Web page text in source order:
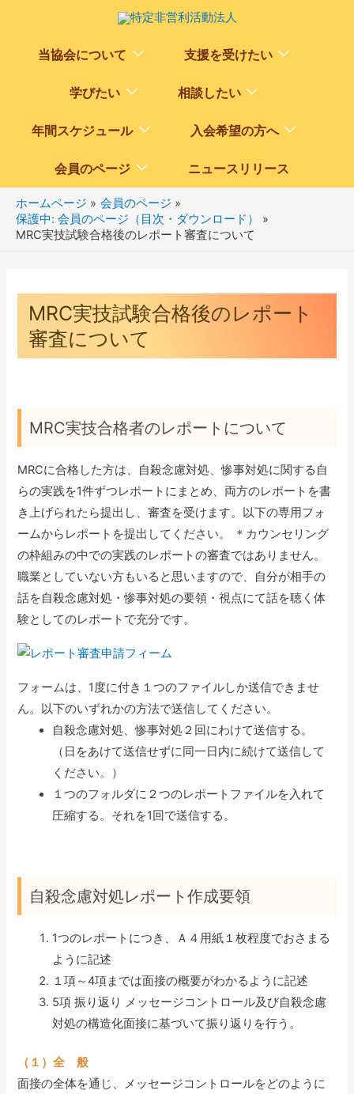
当協会について
Toggle
支援を受けたい
学びたい
Toggle
相談したい
Toggle
年間スケジュール 入会希望の方へ
会員のページ Menu
Toggle
ニュースリリース
ホームページ
会員のページ
保護中: 会員のページ（目次・ダウンロード）
MRC実技試験合格後のレポート審査について
MRC実技試験合格後のレポート
審査について
MRC実技合格者のレポートについて
MRCに合格した方は、自殺念慮対処、惨事対処に関する自
らの実践を1件ずつレポートにまとめ、両方のレポートを書
き上げられたら提出し、審査を受けます。以下の専用フォ
ームからレポートを提出してください。 ＊カウンセリング
の枠組みの中での実践のレポートの審査ではありません。
職業としていない方もいると思いますので、自分が相手の
話を自殺念慮対処・惨事対処の要領・視点にて話を聴く体
験としてのレポートで充分です。
フォームは、1度に付き１つのファイルしか送信できませ
ん。以下のいずれかの方法で送信してください。
自殺念慮対処、惨事対処２回にわけて送信する。
（日をあけて送信せずに同一日内に続けて送信して
ください。）
１つのフォルダに２つのレポートファイルを入れて
圧縮する。それを1回で送信する。
自殺念慮対処レポート作成要領
1つのレポートにつき、Ａ４用紙１枚程度でおさまる
ように記述
１項～4項までは面接の概要がわかるように記述
5項 振り返り メッセージコントロール及び自殺念慮
対処の構造化面接に基づいて振り返りを行う。
（１）全 般
面接の全体を通じ、メッセージコントロールをどのように